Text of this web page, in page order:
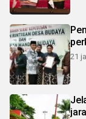
21